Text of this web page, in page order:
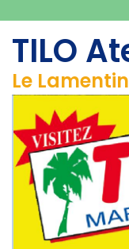
TILO
Le Lamentin